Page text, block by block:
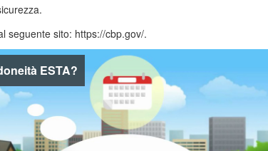
seguente sito: https://cbp.gov/.
ESTA?